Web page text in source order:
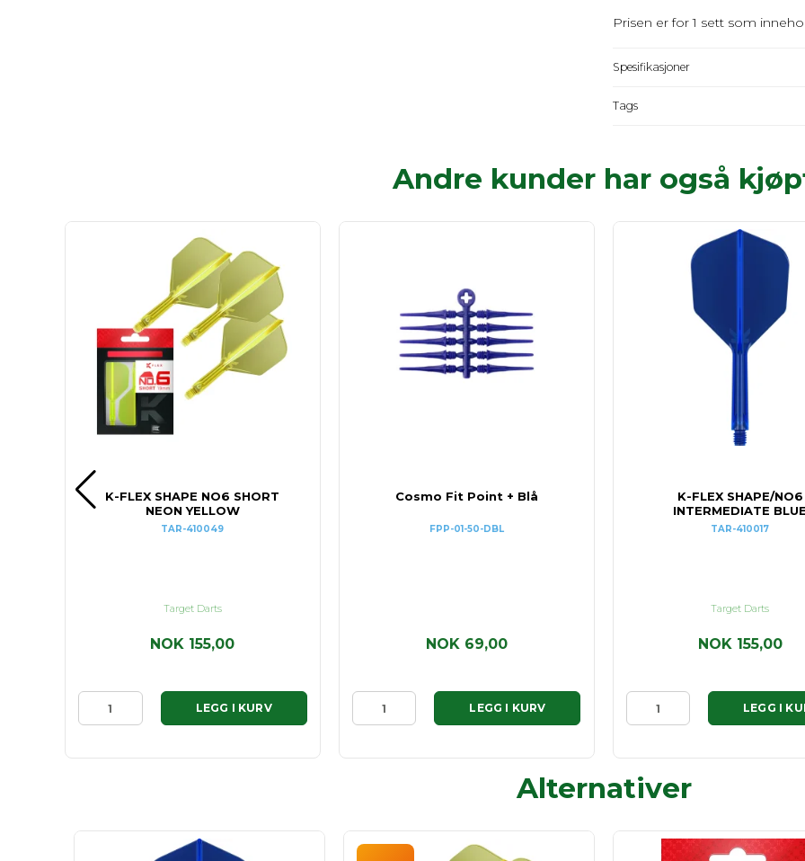
Prisen er for 1 sett som
Spesifikasjoner
Tags
Andre kunder har også
K-FLEX SHAPE NO6 SHORT
NEON YELLOW
TAR-410049
Target Darts
NOK 155,00
LEGG I KURV
Cosmo Fit Point + Blå
FPP-01-50-DBL
NOK 69,00
LEGG I KURV
K-FLEX SHAPE/NO6
INTERMEDIATE
TAR-410017
Target Darts
NOK 155,00
LEGG I
Alternativer